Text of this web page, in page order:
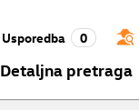
Usporedba 0
Detaljna pretraga